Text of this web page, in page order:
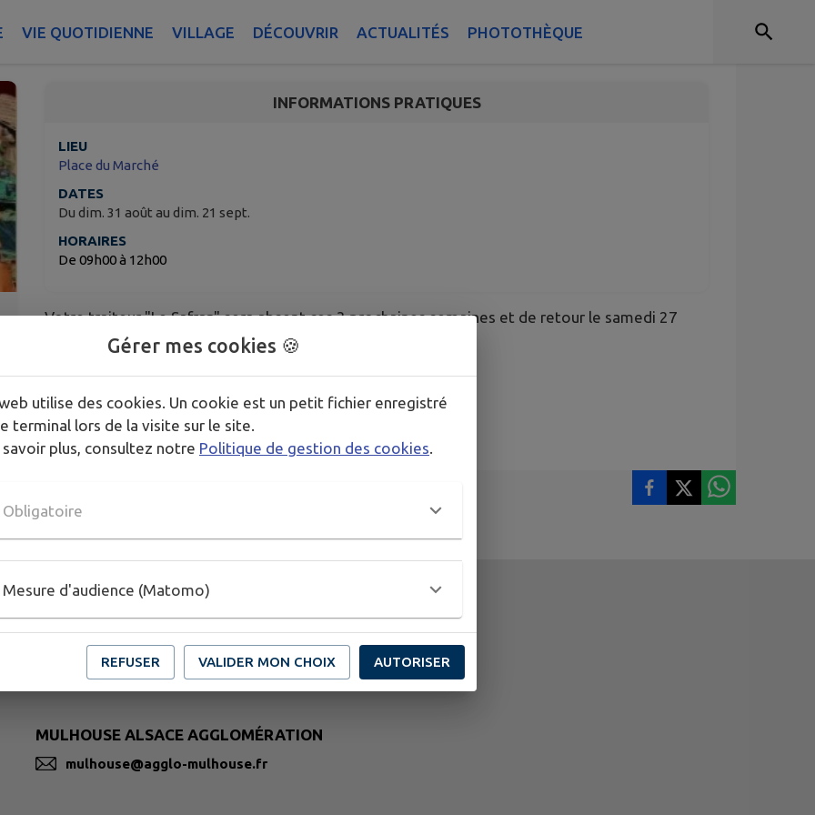
VIE QUOTIDIENNE VILLAGE DÉCOUVRIR ACTUALITÉS PHOTOTHÈQUE
Wentzwiller
INFORMATIONS PRATIQUES
LIEU
Place du Marché
DATES
Du dim. 31 août au dim. 21 sept.
HORAIRES
De 09h00 à 12h00
Votre traiteur "Le Safran" sera absent ces 3 prochaines semaines et de retour le samedi 27
septembre.
Merci de votre compréhension
MULHOUSE ALSACE AGGLOMÉRATION
mulhouse@agglo-mulhouse.fr
Gérer mes cookies 🍪
utilise des cookies. Un cookie est un petit fichier enregistré
terminal lors de la visite sur le site.
savoir plus, consultez notre Politique de gestion des cookies.
Obligatoire
Mesure d'audience (Matomo)
REFUSER VALIDER MON CHOIX AUTORISER